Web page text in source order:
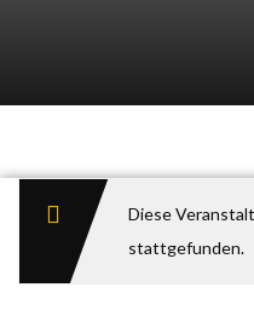
Diese
stattgefunden.